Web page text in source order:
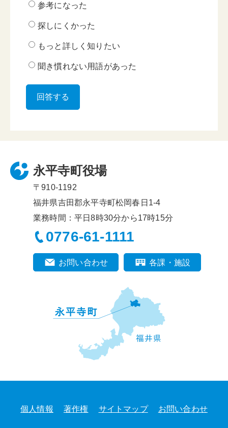
参考になった
探しにくかった
もっと詳しく知りたい
聞き慣れない用語があった
永平寺町役場
〒910-1192
福井県吉田郡永平寺町松岡春日1-4
業務時間：平日8時30分から17時15分
0776-61-1111
お問い合わせ 各課・施設
個人情報 著作権 サイトマップ お問い合わせ